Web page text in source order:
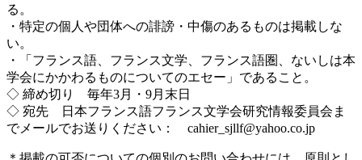
る。
・特定の個人や団体への誹謗・中傷のあるものは掲載しな
い。
・「フランス語、フランス文学、フランス語圏、ないしは本
学会にかかわるものについてのエセー」であること。
◇ 締め切り 毎年3月・9月末日
◇ 宛先 日本フランス語フランス文学会研究情報委員会ま
でメールでお送りください： cahier_sjllf@yahoo.co.jp